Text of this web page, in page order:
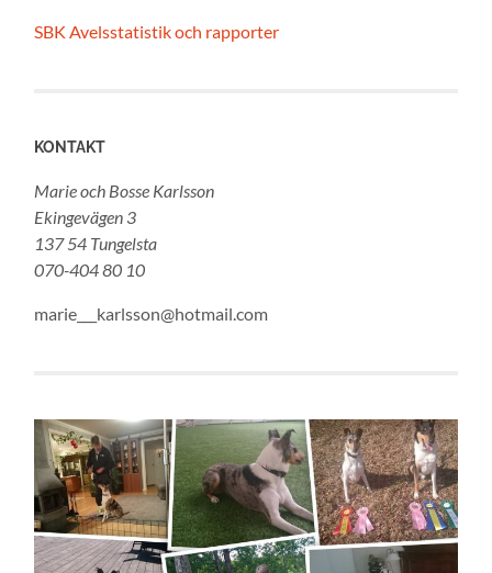
SBK Avelsstatistik och rapporter
KONTAKT
Marie och Bosse Karlsson
Ekingevägen 3
137 54 Tungelsta
070-404 80 10
marie___karlsson@hotmail.com